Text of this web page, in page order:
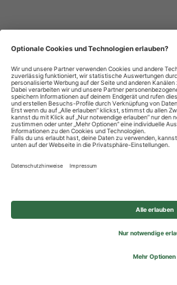
Privatsphäre-
© 2026 REWE Group -